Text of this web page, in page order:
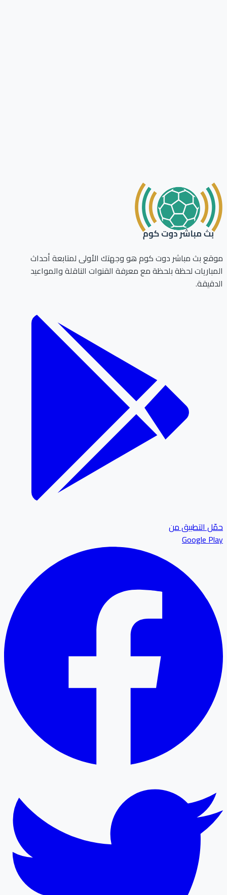
بث مباشر دوت كوم هو وجهتك الأولى لمتابعة أحداث
لحظة بلحظة مع معرفة القنوات الناقلة والمواعيد
التطبيق من
Google